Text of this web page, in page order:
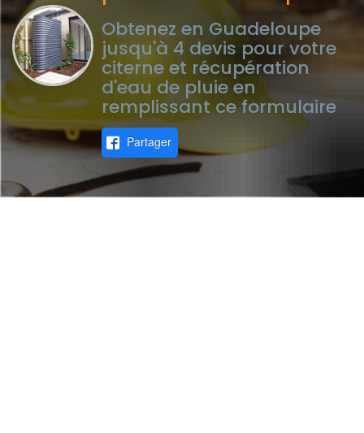
Obtenez en Guadeloupe
jusqu'à 4 devis pour votre
citerne et récupération
d'eau de pluie en
remplissant ce formulaire
Partager